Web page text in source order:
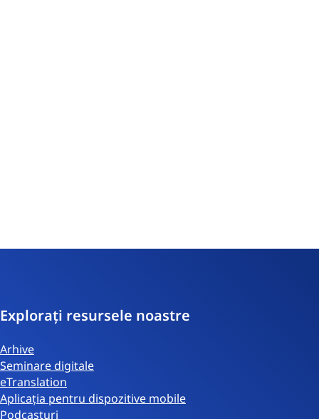
Explorați resursele noastre
Arhive
Seminare digitale
eTranslation
Aplicația pentru dispozitive mobile
Podcasturi